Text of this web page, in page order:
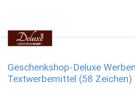
Geschenkshop-Deluxe
Textwerbemittel (58 Zeichen)